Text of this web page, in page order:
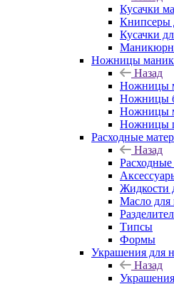
Кусачки
Книпсеры
Кусачки
Ножницы
Назад
Ножницы
Ножницы
Ножницы
Ножницы
Расходные
Назад
Жидкости
Масло для
Типсы
Формы
Украшения для
Назад